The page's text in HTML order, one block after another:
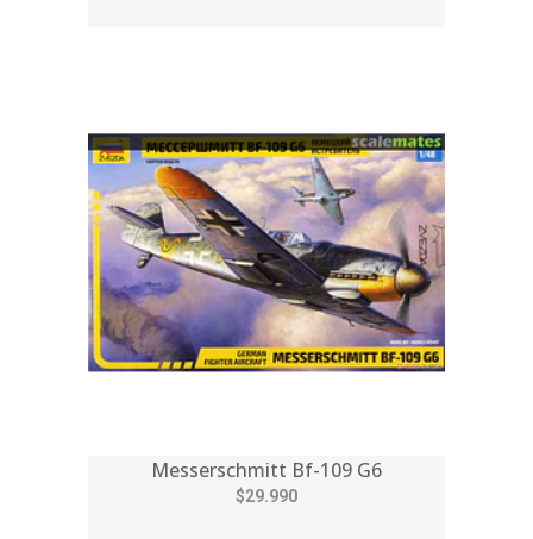
Messerschmitt Bf-109 G6
$29.990